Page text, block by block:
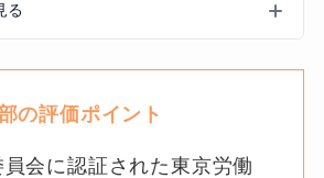
る
の評価ポイント
会に認証された東京労働